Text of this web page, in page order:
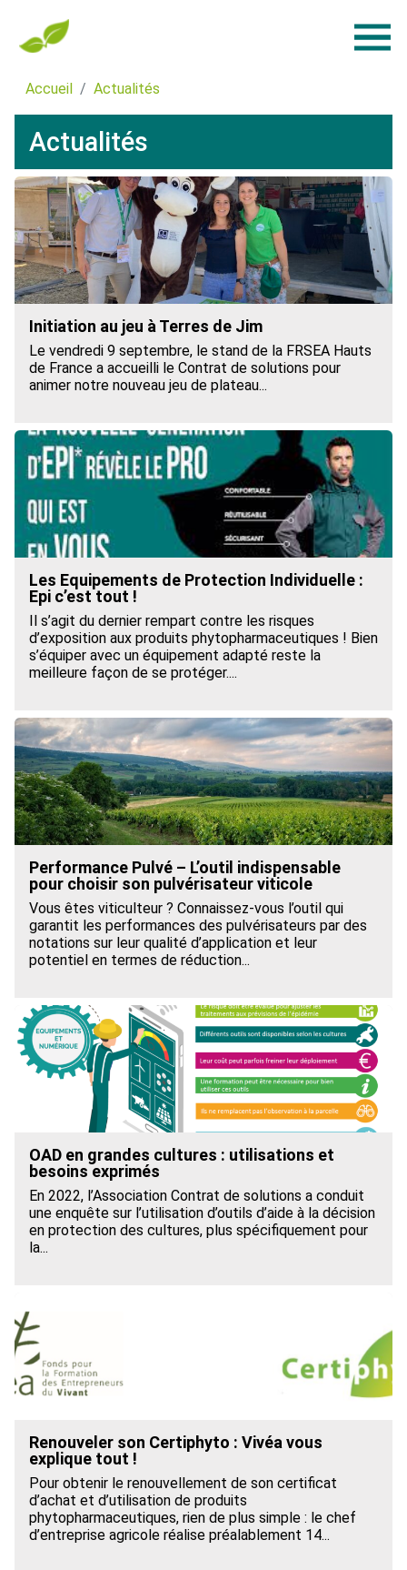
Accueil Actualités
Actualités
Initiation au jeu à Terres de Jim
Le vendredi 9 septembre, le stand de la FRSEA Hauts
de France a accueilli le Contrat de solutions pour
animer notre nouveau jeu de plateau...
Les Equipements de Protection Individuelle :
Epi c’est tout !
Il s’agit du dernier rempart contre les risques
d’exposition aux produits phytopharmaceutiques ! Bien
s’équiper avec un équipement adapté reste la
meilleure façon de se protéger....
Performance Pulvé – L’outil indispensable
pour choisir son pulvérisateur viticole
Vous êtes viticulteur ? Connaissez-vous l’outil qui
garantit les performances des pulvérisateurs par des
notations sur leur qualité d’application et leur
potentiel en termes de réduction...
OAD en grandes cultures : utilisations et
besoins exprimés
En 2022, l’Association Contrat de solutions a conduit
une enquête sur l’utilisation d’outils d’aide à la décision
en protection des cultures, plus spécifiquement pour
la...
Renouveler son Certiphyto : Vivéa vous
explique tout !
Pour obtenir le renouvellement de son certificat
d’achat et d’utilisation de produits
phytopharmaceutiques, rien de plus simple : le chef
d’entreprise agricole réalise préalablement 14...